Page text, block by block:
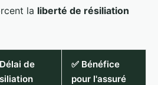
la liberté de résiliation
Délai de
✅ Bénéfice
pour l'assuré